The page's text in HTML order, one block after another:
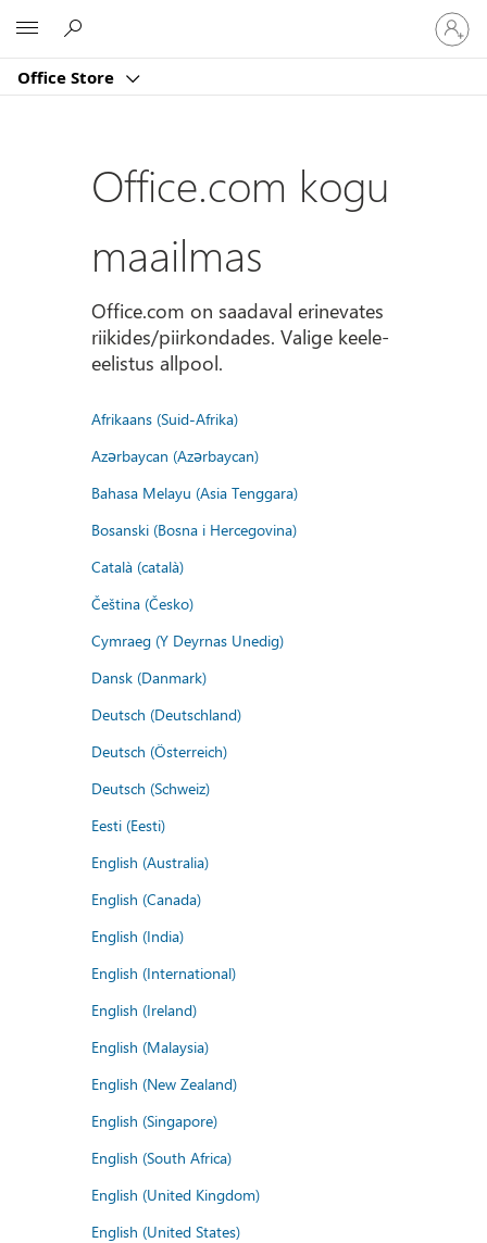
Office Store
Logige
sisse
oma
Office.com kogu
maailmas
Office.com on saadaval erinevates
riikides/piirkondades. Valige keele-
eelistus allpool.
Afrikaans (Suid-Afrika)
Azərbaycan (Azərbaycan)
Bahasa Melayu (Asia Tenggara)
Bosanski (Bosna i Hercegovina)
Català (català)
Čeština (Česko)
Cymraeg (Y Deyrnas Unedig)
Dansk (Danmark)
Deutsch (Deutschland)
Deutsch (Österreich)
Deutsch (Schweiz)
Eesti (Eesti)
English (Australia)
English (Canada)
English (India)
English (International)
English (Ireland)
English (Malaysia)
English (New Zealand)
English (Singapore)
English (South Africa)
English (United Kingdom)
English (United States)